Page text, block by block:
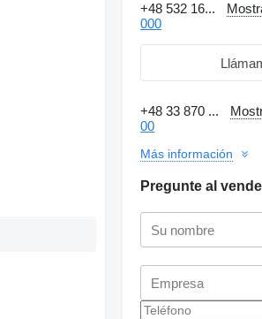
+48 532 16...
000
+48 33 870 ...
00
Más información
Pregunte al